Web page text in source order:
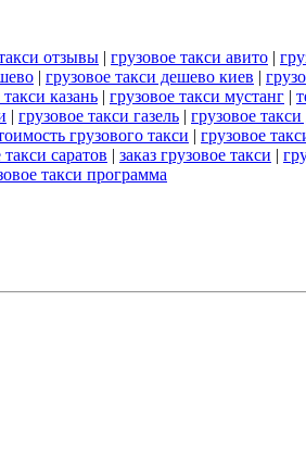
отзывы | грузовое такси авито |
| грузовое такси дешево киев |
казань | грузовое такси мустанг |
| грузовое такси газель | грузовое
грузового такси | грузовое
такси саратов | заказ грузовое такси |
такси программа